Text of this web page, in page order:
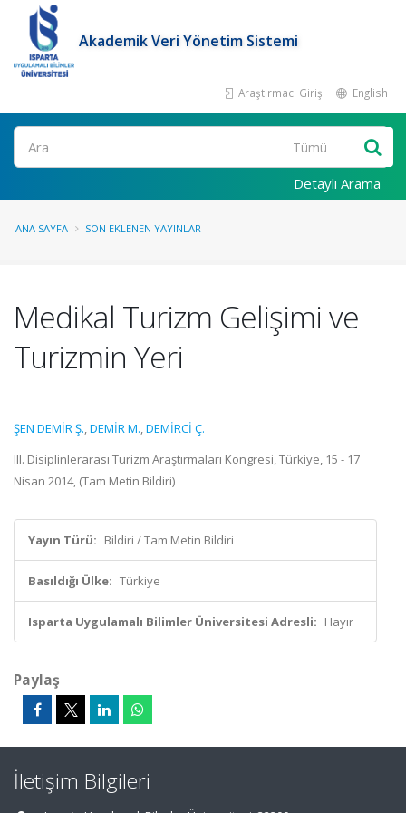
Akademik Veri Yönetim Sistemi
Araştırmacı Girişi English
Ara
Detaylı Arama
ANA SAYFA SON EKLENEN YAYINLAR
Medikal Turizm Gelişimi ve
Turizmin Yeri
ŞEN DEMİR Ş.,DEMİR M.,DEMİRCİ Ç.
III. Disiplinlerarası Turizm Araştırmaları Kongresi, Türkiye, 15 - 17
Nisan 2014, (Tam Metin Bildiri)
Yayın Türü: Bildiri / Tam Metin Bildiri
Basıldığı Ülke: Türkiye
Isparta Uygulamalı Bilimler Üniversitesi Adresli: Hayır
Paylaş
İletişim Bilgileri